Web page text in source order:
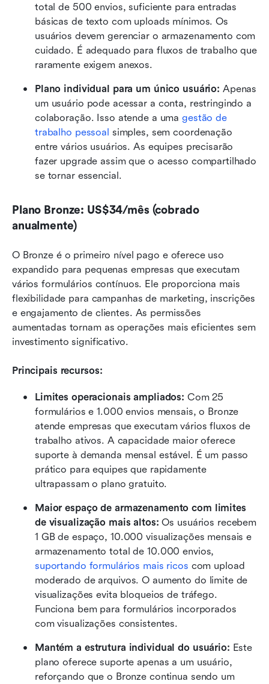
total de 500 envios, suficiente para entradas
básicas de texto com uploads mínimos. Os
usuários devem gerenciar o armazenamento com
cuidado. É adequado para fluxos de trabalho que
raramente exigem anexos.
Plano individual para um único usuário: Apenas
um usuário pode acessar a conta, restringindo a
colaboração. Isso atende a uma gestão de
trabalho pessoal simples, sem coordenação
entre vários usuários. As equipes precisarão
fazer upgrade assim que o acesso compartilhado
se tornar essencial.
Plano Bronze: US$34/mês (cobrado
anualmente)
O Bronze é o primeiro nível pago e oferece uso
expandido para pequenas empresas que executam
vários formulários contínuos. Ele proporciona mais
flexibilidade para campanhas de marketing, inscrições
e engajamento de clientes. As permissões
aumentadas tornam as operações mais eficientes sem
investimento significativo.
Principais recursos:
Limites operacionais ampliados: Com 25
formulários e 1.000 envios mensais, o Bronze
atende empresas que executam vários fluxos de
trabalho ativos. A capacidade maior oferece
suporte à demanda mensal estável. É um passo
prático para equipes que rapidamente
ultrapassam o plano gratuito.
Maior espaço de armazenamento com limites
de visualização mais altos: Os usuários recebem
1 GB de espaço, 10.000 visualizações mensais e
suportando formulários mais ricos com upload
moderado de arquivos. O aumento do limite de
visualizações evita bloqueios de tráfego.
Funciona bem para formulários incorporados
com visualizações consistentes.
Mantém a estrutura individual do usuário: Este
plano oferece suporte apenas a um usuário,
reforçando que o Bronze continua sendo um